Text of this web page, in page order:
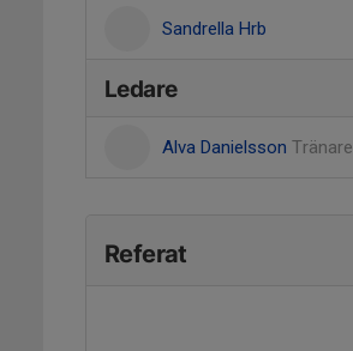
Sandrella Hrb
Ledare
Alva Danielsson Tränare
Referat